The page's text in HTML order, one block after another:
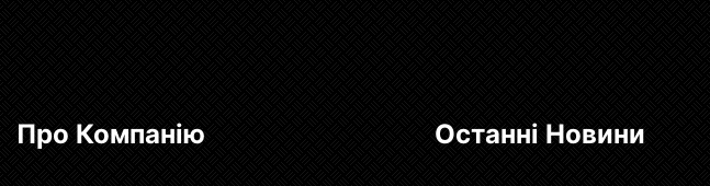
Про Компанію Останні Новини